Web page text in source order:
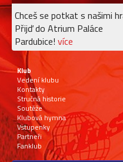
Chceš se potkat s našimi
Přijď do Atrium Paláce
Pardubice! více
Klub
Vedení klubu
Kontakty
Stručná historie
Soutěže
Klubová hymna
Vstupenky
Partneři
Fanklub